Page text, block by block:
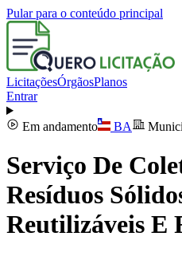
Pular para o conteúdo principal
LicitaçõesÓrgãosPlanos
Entrar
Em andamento BA
Serviço De
Resíduos
Reutilizáveis E